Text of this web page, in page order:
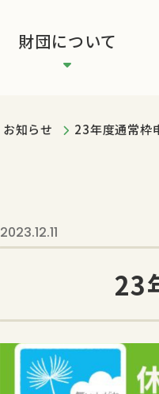
財団について
お知らせ 23年度通常枠
2023.12.11
23